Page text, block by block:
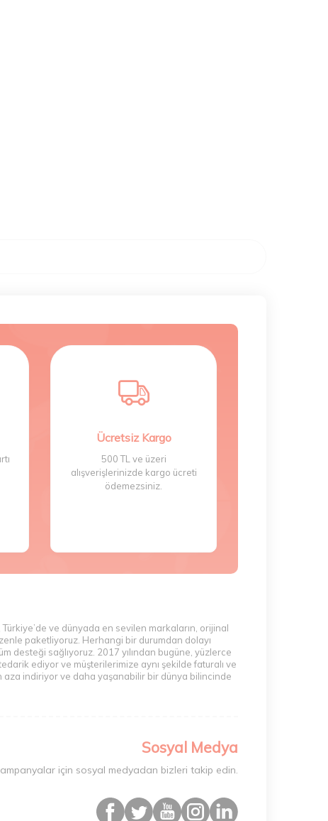
Ücretsiz Kargo
500 TL ve üzeri
alışverişlerinizde kargo ücreti
ödemezsiniz.
ve dünyada en sevilen markaların, orijinal
paketliyoruz. Herhangi bir durumdan dolayı
desteği sağlıyoruz. 2017 yılından bugüne, yüzlerce
ediyor ve müşterilerimize aynı şekilde faturalı ve
aza indiriyor ve daha yaşanabilir bir dünya bilincinde
Sosyal Medya
için sosyal medyadan bizleri takip edin.